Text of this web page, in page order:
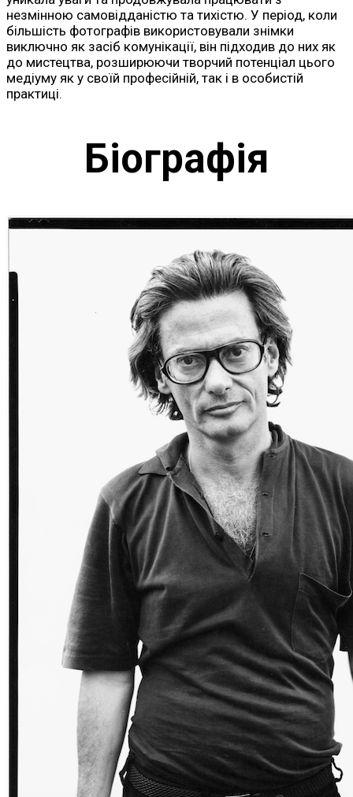
незмінною самовідданістю та тихістю. У період, коли
більшість фотографів використовували знімки
виключно як засіб комунікації, він підходив до них як
до мистецтва, розширюючи творчий потенціал цього
медіуму як у своїй професійній, так і в особистій
практиці.
Біографія